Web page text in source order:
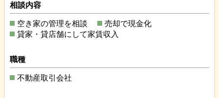
相談内容
空き家の管理を相談
売却で現金化
貸家・貸店舗にして家賃収入
職種
不動産取引会社